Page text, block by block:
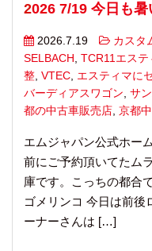
2026 7/19 今日も暑
2026.7.19 カスタ
SELBACH , TCR11エステ
整, VTEC, エスティマに
バーディアスワゴン, サ
都の中古車販売店, 京都
エムジャパン公式ホー
前にご予約頂いてたム
庫です。こっちの都合
ゴメリンコ 今日は前後
ーナーさんは […]